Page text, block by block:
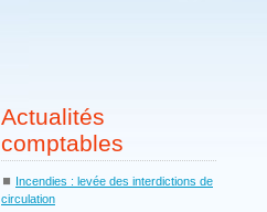
Actualités
comptables
⏹ Incendies : levée des interdictions de
circulation